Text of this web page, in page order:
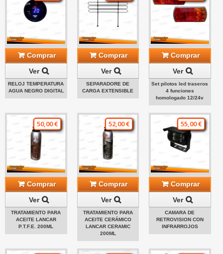
Comprar
Ver
RELOJ TEMPERATURA
AGUA NEGRO DIGITAL
Comprar
Ver
SEPARADORE DE
CARGA EXTENSIBLE
Comprar
Ver
Set pilotos led traseros
4 funciones
homologado 12/24v
50,00 €
Comprar
Ver
TRATAMIENTO PARA
ACEITE LANCAR
P.T.F.E. 200ML
52,00 €
Comprar
Ver
TRATAMIENTO PARA
ACEITE CERÁMICO
LANCAR CERAMIC
200ML
55,00 €
Comprar
Ver
CAMARA DE
RETROVISION CON
INFRARROJOS